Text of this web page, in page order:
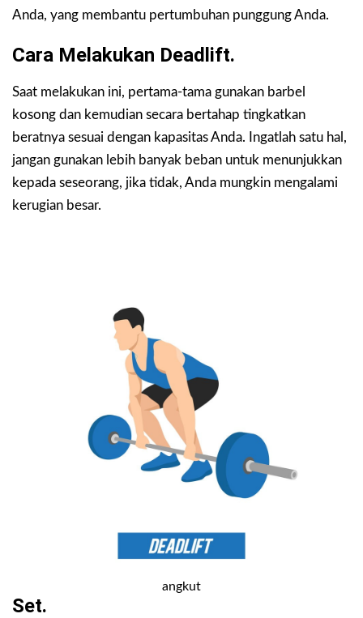
Anda, yang membantu pertumbuhan punggung Anda.
Cara Melakukan Deadlift.
Saat melakukan ini, pertama-tama gunakan barbel
kosong dan kemudian secara bertahap tingkatkan
beratnya sesuai dengan kapasitas Anda. Ingatlah satu hal,
jangan gunakan lebih banyak beban untuk menunjukkan
kepada seseorang, jika tidak, Anda mungkin mengalami
kerugian besar.
angkut
Set.